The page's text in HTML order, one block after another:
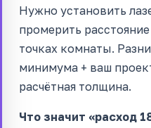
Нужно установить
промерить
точках комнаты.
минимума + ваш
расчётная толщина.
Что значит «расход